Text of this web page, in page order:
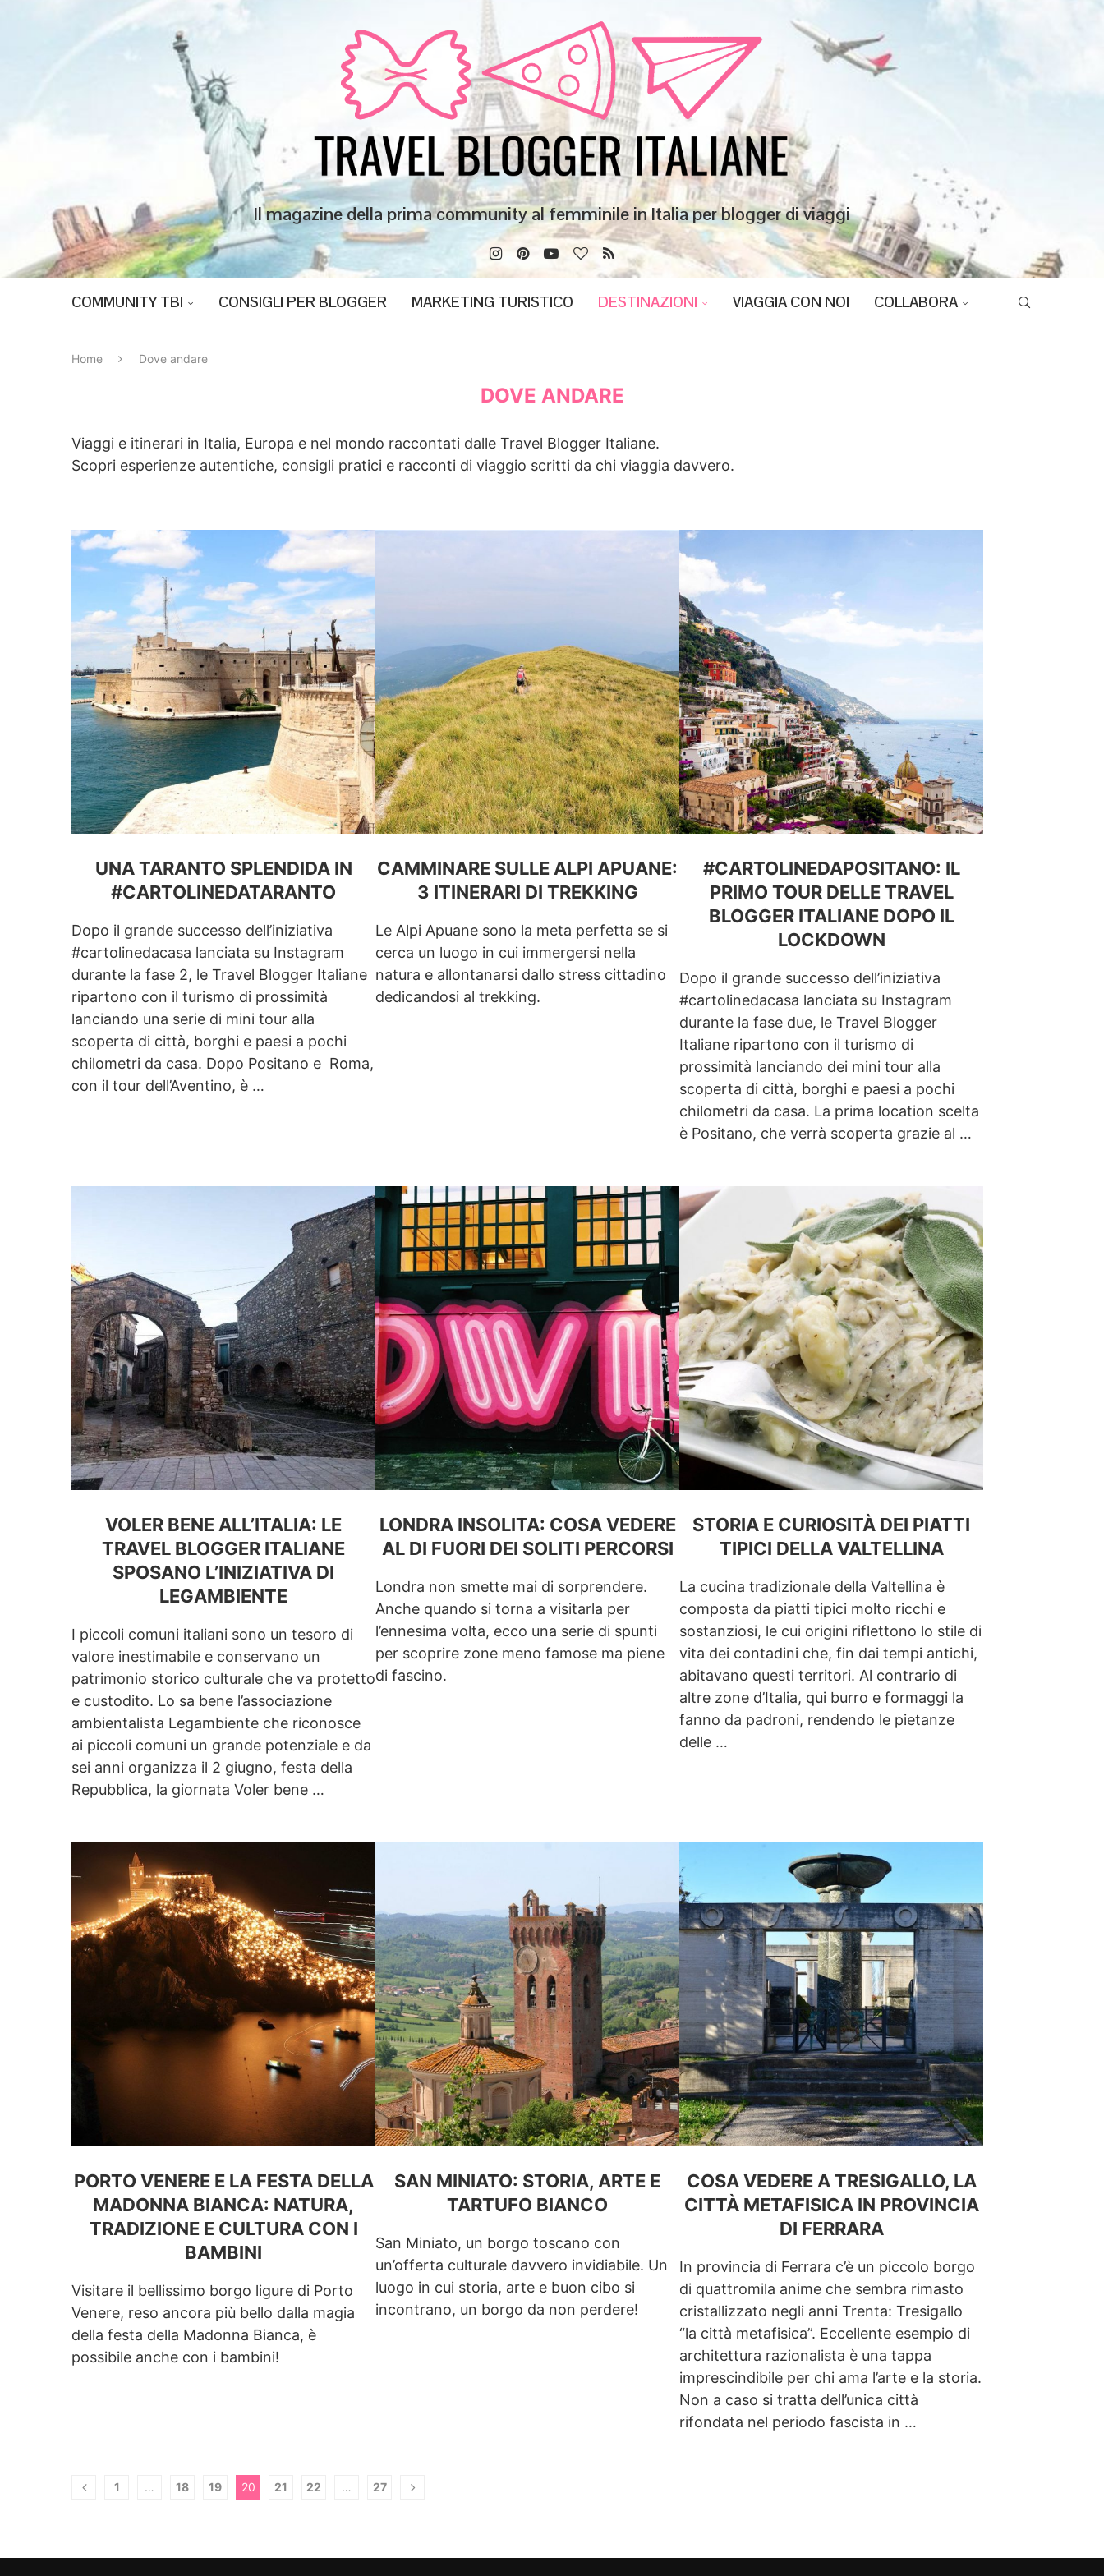
Il magazine della prima community al femminile in Italia per blogger di viaggi
COMMUNITY TBI CONSIGLI PER BLOGGER MARKETING TURISTICO DESTINAZIONI VIAGGIA CON NOI COLLABORA
Home Dove andare
DOVE ANDARE
Viaggi e itinerari in Italia, Europa e nel mondo raccontati dalle Travel Blogger Italiane.
Scopri esperienze autentiche, consigli pratici e racconti di viaggio scritti da chi viaggia davvero.
UNA TARANTO SPLENDIDA IN
#CARTOLINEDATARANTO
Dopo il grande successo dell’iniziativa
#cartolinedacasa lanciata su Instagram
durante la fase 2, le Travel Blogger Italiane
ripartono con il turismo di prossimità
lanciando una serie di mini tour alla
scoperta di città, borghi e paesi a pochi
chilometri da casa. Dopo Positano e Roma,
con il tour dell’Aventino, è …
CAMMINARE SULLE ALPI APUANE:
3 ITINERARI DI TREKKING
Le Alpi Apuane sono la meta perfetta se si
cerca un luogo in cui immergersi nella
natura e allontanarsi dallo stress cittadino
dedicandosi al trekking.
#CARTOLINEDAPOSITANO: IL
PRIMO TOUR DELLE TRAVEL
BLOGGER ITALIANE DOPO IL
LOCKDOWN
Dopo il grande successo dell’iniziativa
#cartolinedacasa lanciata su Instagram
durante la fase due, le Travel Blogger
Italiane ripartono con il turismo di
prossimità lanciando dei mini tour alla
scoperta di città, borghi e paesi a pochi
chilometri da casa. La prima location scelta
è Positano, che verrà scoperta grazie al …
VOLER BENE ALL’ITALIA: LE
TRAVEL BLOGGER ITALIANE
SPOSANO L’INIZIATIVA DI
LEGAMBIENTE
I piccoli comuni italiani sono un tesoro di
valore inestimabile e conservano un
patrimonio storico culturale che va protetto
e custodito. Lo sa bene l’associazione
ambientalista Legambiente che riconosce
ai piccoli comuni un grande potenziale e da
sei anni organizza il 2 giugno, festa della
Repubblica, la giornata Voler bene …
LONDRA INSOLITA: COSA VEDERE
AL DI FUORI DEI SOLITI PERCORSI
Londra non smette mai di sorprendere.
Anche quando si torna a visitarla per
l’ennesima volta, ecco una serie di spunti
per scoprire zone meno famose ma piene
di fascino.
STORIA E CURIOSITÀ DEI PIATTI
TIPICI DELLA VALTELLINA
La cucina tradizionale della Valtellina è
composta da piatti tipici molto ricchi e
sostanziosi, le cui origini riflettono lo stile di
vita dei contadini che, fin dai tempi antichi,
abitavano questi territori. Al contrario di
altre zone d’Italia, qui burro e formaggi la
fanno da padroni, rendendo le pietanze
delle …
PORTO VENERE E LA FESTA DELLA
MADONNA BIANCA: NATURA,
TRADIZIONE E CULTURA CON I
BAMBINI
Visitare il bellissimo borgo ligure di Porto
Venere, reso ancora più bello dalla magia
della festa della Madonna Bianca, è
possibile anche con i bambini!
SAN MINIATO: STORIA, ARTE E
TARTUFO BIANCO
San Miniato, un borgo toscano con
un’offerta culturale davvero invidiabile. Un
luogo in cui storia, arte e buon cibo si
incontrano, un borgo da non perdere!
COSA VEDERE A TRESIGALLO, LA
CITTÀ METAFISICA IN PROVINCIA
DI FERRARA
In provincia di Ferrara c’è un piccolo borgo
di quattromila anime che sembra rimasto
cristallizzato negli anni Trenta: Tresigallo
“la città metafisica”. Eccellente esempio di
architettura razionalista è una tappa
imprescindibile per chi ama l’arte e la storia.
Non a caso si tratta dell’unica città
rifondata nel periodo fascista in …
1 … 18 19 20 21 22 … 27